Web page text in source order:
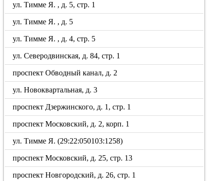
ул. Тимме Я. , д. 5, стр. 1
ул. Тимме Я. , д. 5
ул. Тимме Я. , д. 4, стр. 5
ул. Северодвинская, д. 84, стр. 1
проспект Обводный канал, д. 2
ул. Новоквартальная, д. 3
проспект Дзержинского, д. 1, стр. 1
проспект Московский, д. 2, корп. 1
ул. Тимме Я. (29:22:050103:1258)
проспект Московский, д. 25, стр. 13
проспект Новгородский, д. 26, стр. 1